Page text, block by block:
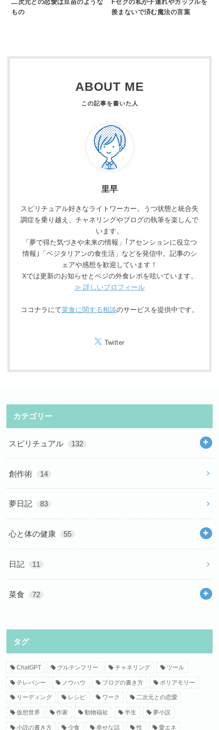
二次元との恋愛は豆苗のような
もの
Fセクの私が子連れやカップルを
羨まないで済む魔法の言葉
ABOUT ME
里早
スピリチュアル好きなライトワーカー。うつ状態と統合失
調症を乗り越え、チャネリングやブログの執筆を楽しんで
います。
「夢で得た気づきや未来の情報」｢アセンションに役立つ
情報｣「ベジタリアンの食生活」などを発信中。記事のシ
ェアや感想を歓迎しています！
Xでは更新のお知らせとベジの外食レポを呟いています。
≫ 詳しいプロフィール
ココナラにて菜食に関する相談のサービスを提供中です。
Twitter
カテゴリー
スピリチュアル 132
創作術 14
夢日記 83
心と体の健康 55
日記 11
菜食 72
タグ
ChatGPT グルテンフリー チャネリング ツール
テレパシー ノウハウ ブログの書き方 ポリアモリー
リーディング レシピ ワーク 二次元との恋愛
仮想世界 作家 動物福祉 半生 夢小説
小説の書き方 少食 幸せな話 性 愛エネ